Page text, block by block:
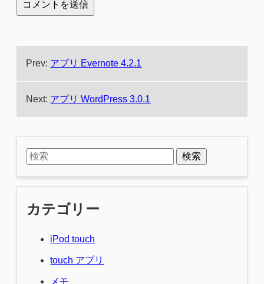
Prev: アプリ Evernote 4.2.1
Next: アプリ WordPress 3.0.1
検索
カテゴリー
iPod touch
touch アプリ
メモ